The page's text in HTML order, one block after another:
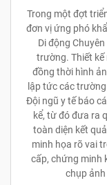
Trong một đợt
đơn vị ứng phó
Di động
trường. Thiết kế
đồng thời hình
lập tức các
Đội ngũ y tế báo
kể, từ đó đưa ra
toàn diện kết
minh họa rõ vai
cấp, chứng minh
chụp